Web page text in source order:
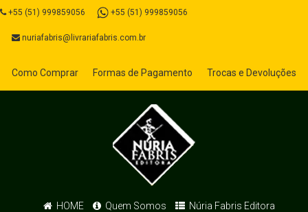
+55 (51) 999859056 +55 (51) 999859056
nuriafabris@livrariafabris.com.br
Como Comprar Formas de Pagamento Trocas e Devoluções
HOME Quem Somos
Núria Fabris Editora